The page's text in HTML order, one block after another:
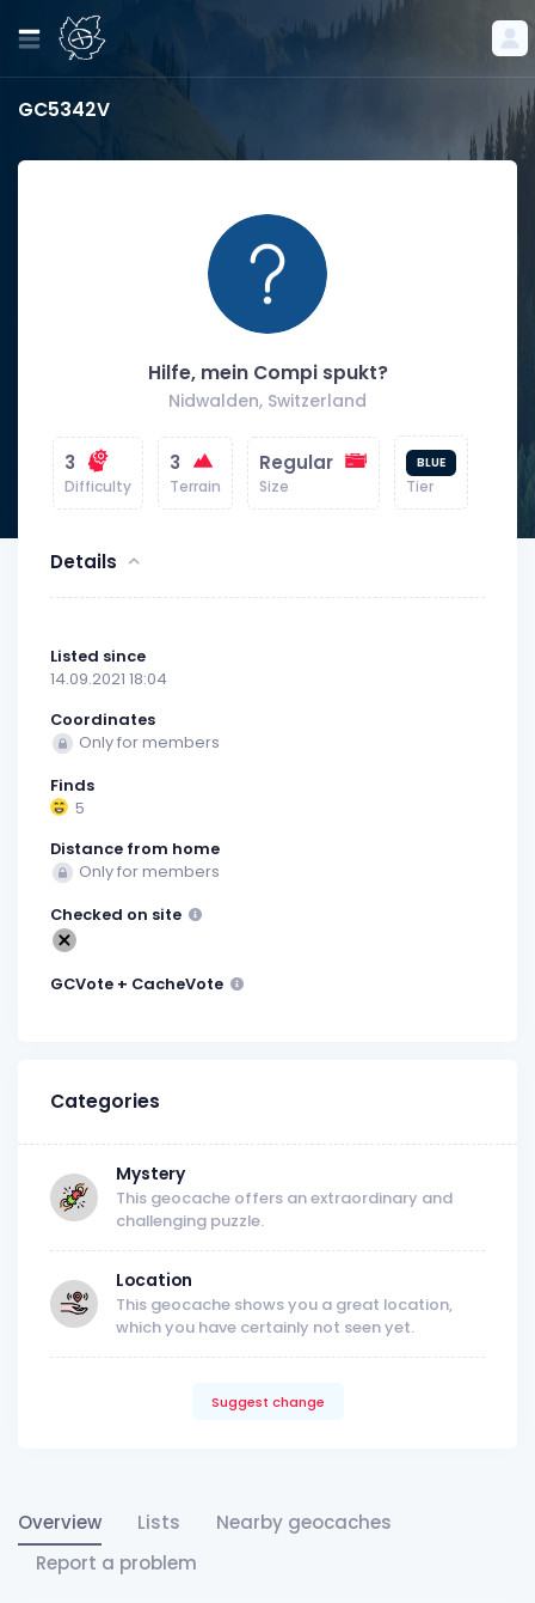
GC5342V
Hilfe, mein Compi spukt?
Nidwalden, Switzerland
3
Difficulty
3
Terrain
Regular
Size
BLUE
Tier
Details
Listed since
14.09.2021 18:04
Coordinates
Only for members
Finds
5
Distance from home
Only for members
Checked on site
GCVote + CacheVote
Categories
Mystery
This geocache offers an extraordinary and
challenging puzzle.
Location
This geocache shows you a great location,
which you have certainly not seen yet.
Suggest change
Overview Lists
Nearby geocaches
Report a problem